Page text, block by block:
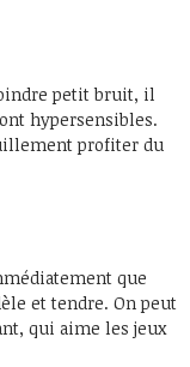
petit bruit, il
hypersensibles.
profiter du
que
et tendre. On peut
qui aime les jeux